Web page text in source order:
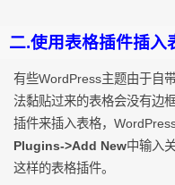
二.使用表格插件插入
有些WordPress主题由于自
法黏贴过来的表格会没有边
插件来插入表格，
Plugins->Add New中输入
这样的表格插件。